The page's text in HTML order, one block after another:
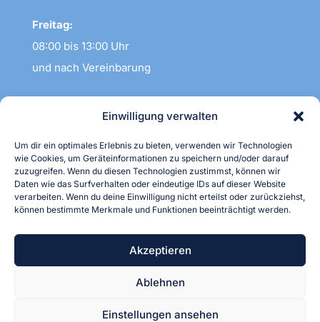
Einwilligung verwalten
Um dir ein optimales Erlebnis zu bieten, verwenden wir Technologien
wie Cookies, um Geräteinformationen zu speichern und/oder darauf
zuzugreifen. Wenn du diesen Technologien zustimmst, können wir
Daten wie das Surfverhalten oder eindeutige IDs auf dieser Website
verarbeiten. Wenn du deine Einwilligung nicht erteilst oder zurückziehst,
können bestimmte Merkmale und Funktionen beeinträchtigt werden.
Akzeptieren
Ablehnen
Einstellungen ansehen
Freitag:
08:00 bis 13:00 Uhr
und nach Vereinbarung
Dornbergsweg 24 (1. OG)
38855 Wernigerode
Praxis Amtsfeldstraße:
38855 Wernigerode